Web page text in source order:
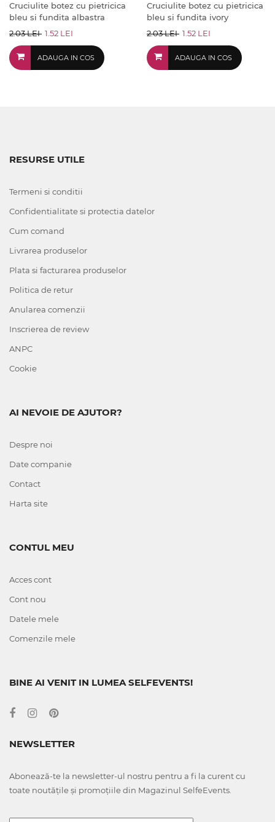
Cruciulite botez cu pietricica
bleu si fundita albastra
2.03 LEI 1.52 LEI
ADAUGA IN COS
Cruciulite botez cu pietricica
bleu si fundita ivory
2.03 LEI 1.52 LEI
ADAUGA IN COS
RESURSE UTILE
Termeni si conditii
Confidentialitate si protectia datelor
Cum comand
Livrarea produselor
Plata si facturarea produselor
Politica de retur
Anularea comenzii
Inscrierea de review
ANPC
Cookie
AI NEVOIE DE AJUTOR?
Despre noi
Date companie
Contact
Harta site
CONTUL MEU
Acces cont
Cont nou
Datele mele
Comenzile mele
BINE AI VENIT IN LUMEA SELFEVENTS!
NEWSLETTER
Abonează-te la newsletter-ul nostru pentru a fi la curent cu
toate noutățile și promoțiile din Magazinul SelfeEvents.